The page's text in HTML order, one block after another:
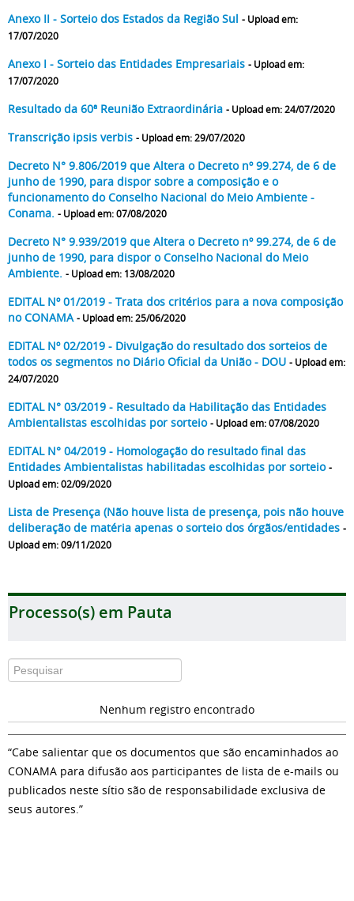
Anexo II - Sorteio dos Estados da Região Sul - Upload em:
17/07/2020
Anexo I - Sorteio das Entidades Empresariais - Upload em:
17/07/2020
Resultado da 60ª Reunião Extraordinária - Upload em: 24/07/2020
Transcrição ipsis verbis - Upload em: 29/07/2020
Decreto N° 9.806/2019 que Altera o Decreto nº 99.274, de 6 de
junho de 1990, para dispor sobre a composição e o
funcionamento do Conselho Nacional do Meio Ambiente -
Conama. - Upload em: 07/08/2020
Decreto N° 9.939/2019 que Altera o Decreto nº 99.274, de 6 de
junho de 1990, para dispor o Conselho Nacional do Meio
Ambiente. - Upload em: 13/08/2020
EDITAL Nº 01/2019 - Trata dos critérios para a nova composição
no CONAMA - Upload em: 25/06/2020
EDITAL Nº 02/2019 - Divulgação do resultado dos sorteios de
todos os segmentos no Diário Oficial da União - DOU - Upload em:
24/07/2020
EDITAL N° 03/2019 - Resultado da Habilitação das Entidades
Ambientalistas escolhidas por sorteio - Upload em: 07/08/2020
EDITAL N° 04/2019 - Homologação do resultado final das
Entidades Ambientalistas habilitadas escolhidas por sorteio -
Upload em: 02/09/2020
Lista de Presença (Não houve lista de presença, pois não houve
deliberação de matéria apenas o sorteio dos órgãos/entidades -
Upload em: 09/11/2020
Processo(s) em Pauta
Nenhum registro encontrado
“Cabe salientar que os documentos que são encaminhados ao
CONAMA para difusão aos participantes de lista de e-mails ou
publicados neste sítio são de responsabilidade exclusiva de
seus autores.”